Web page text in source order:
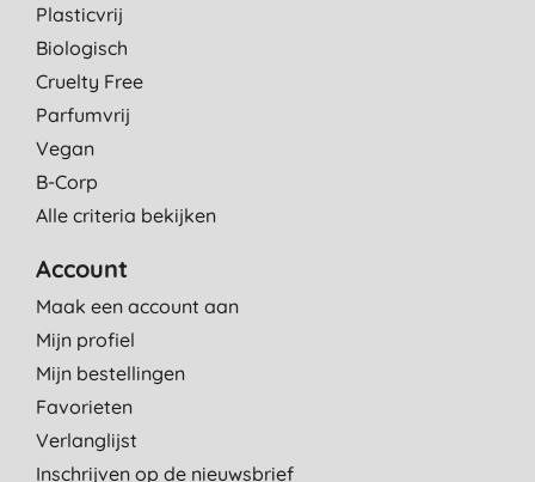
Plasticvrij
Biologisch
Cruelty Free
Parfumvrij
Vegan
B-Corp
Alle criteria bekijken
Account
Maak een account aan
Mijn profiel
Mijn bestellingen
Favorieten
Verlanglijst
Inschrijven op de nieuwsbrief